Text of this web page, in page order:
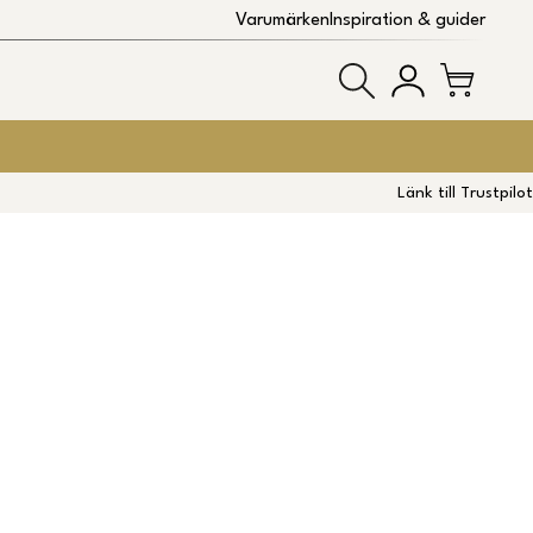
VarumärkenInspiration & guider
Länk till Trustpilot